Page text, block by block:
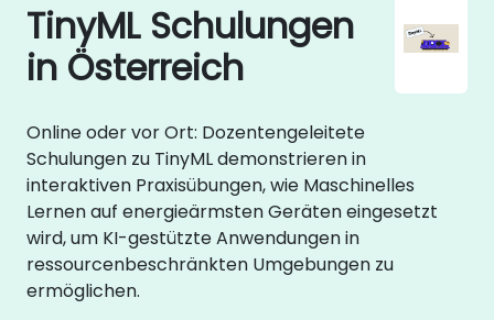
TinyML Schulungen
in Österreich
Online oder vor Ort: Dozentengeleitete
Schulungen zu TinyML demonstrieren in
interaktiven Praxisübungen, wie Maschinelles
Lernen auf energieärmsten Geräten eingesetzt
wird, um KI-gestützte Anwendungen in
ressourcenbeschränkten Umgebungen zu
ermöglichen.